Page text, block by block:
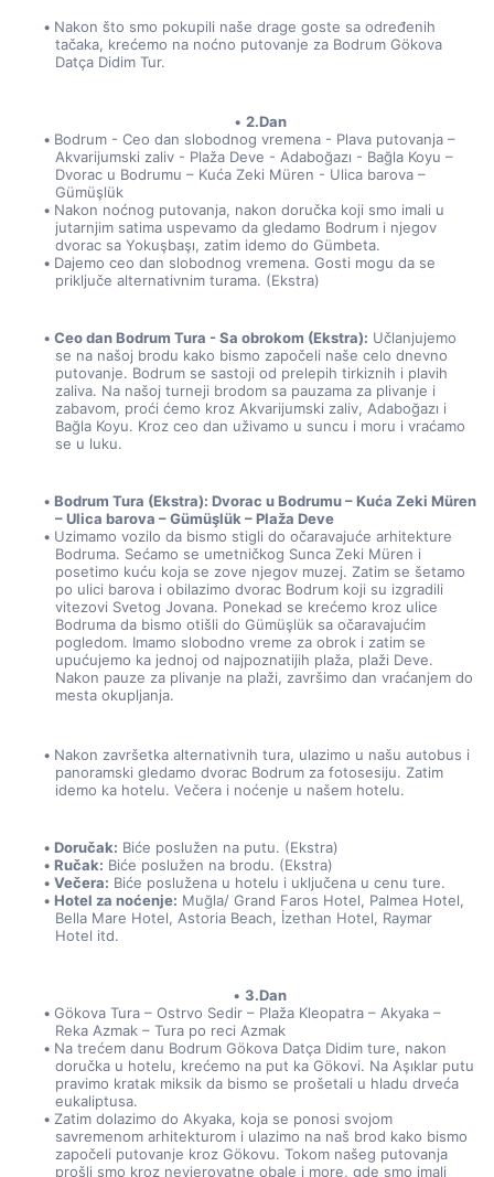
Nakon što smo pokupili naše drage goste sa određenih
tačaka, krećemo na noćno putovanje za Bodrum Gökova
Datça Didim Tur.
2.Dan
Bodrum - Ceo dan slobodnog vremena - Plava putovanja –
Akvarijumski zaliv - Plaža Deve - Adaboğazı - Bağla Koyu –
Dvorac u Bodrumu – Kuća Zeki Müren - Ulica barova –
Gümüşlük
Nakon noćnog putovanja, nakon doručka koji smo imali u
jutarnjim satima uspevamo da gledamo Bodrum i njegov
dvorac sa Yokuşbaşı, zatim idemo do Gümbeta.
Dajemo ceo dan slobodnog vremena. Gosti mogu da se
priključe alternativnim turama. (Ekstra)
Ceo dan Bodrum Tura - Sa obrokom (Ekstra): Učlanjujemo
se na našoj brodu kako bismo započeli naše celo dnevno
putovanje. Bodrum se sastoji od prelepih tirkiznih i plavih
zaliva. Na našoj turneji brodom sa pauzama za plivanje i
zabavom, proći ćemo kroz Akvarijumski zaliv, Adaboğazı i
Bağla Koyu. Kroz ceo dan uživamo u suncu i moru i vraćamo
se u luku.
Bodrum Tura (Ekstra): Dvorac u Bodrumu – Kuća Zeki Müren
– Ulica barova – Gümüşlük – Plaža Deve
Uzimamo vozilo da bismo stigli do očaravajuće arhitekture
Bodruma. Sećamo se umetničkog Sunca Zeki Müren i
posetimo kuću koja se zove njegov muzej. Zatim se šetamo
po ulici barova i obilazimo dvorac Bodrum koji su izgradili
vitezovi Svetog Jovana. Ponekad se krećemo kroz ulice
Bodruma da bismo otišli do Gümüşlük sa očaravajućim
pogledom. Imamo slobodno vreme za obrok i zatim se
upućujemo ka jednoj od najpoznatijih plaža, plaži Deve.
Nakon pauze za plivanje na plaži, završimo dan vraćanjem do
mesta okupljanja.
Nakon završetka alternativnih tura, ulazimo u našu autobus i
panoramski gledamo dvorac Bodrum za fotosesiju. Zatim
idemo ka hotelu. Večera i noćenje u našem hotelu.
Doručak: Biće poslužen na putu. (Ekstra)
Ručak: Biće poslužen na brodu. (Ekstra)
Večera: Biće poslužena u hotelu i uključena u cenu ture.
Hotel za noćenje: Muğla/ Grand Faros Hotel, Palmea Hotel,
Bella Mare Hotel, Astoria Beach, İzethan Hotel, Raymar
Hotel itd.
3.Dan
Gökova Tura – Ostrvo Sedir – Plaža Kleopatra – Akyaka –
Reka Azmak – Tura po reci Azmak
Na trećem danu Bodrum Gökova Datça Didim ture, nakon
doručka u hotelu, krećemo na put ka Gökovi. Na Aşıklar putu
pravimo kratak miksik da bismo se prošetali u hladu drveća
eukaliptusa.
Zatim dolazimo do Akyaka, koja se ponosi svojom
savremenom arhitekturom i ulazimo na naš brod kako bismo
započeli putovanje kroz Gökovu. Tokom našeg putovanja
prošli smo kroz nevjerovatne obale i more, gde smo imali